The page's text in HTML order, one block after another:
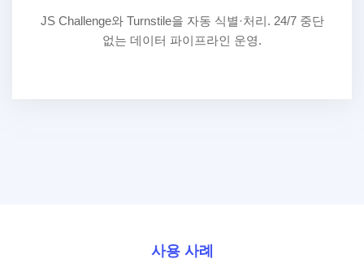
JS Challenge와 Turnstile을 자동 식별·처리. 24/7 중단
없는 데이터 파이프라인 운영.
사용 사례